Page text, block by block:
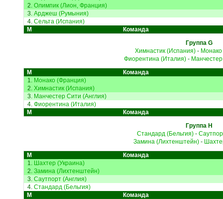
2. Олимпик (Лион, Франция)
3. Арджеш (Румыния)
4. Сельта (Испания)
М
Команда
Группа G
Химнастик (Испания) -
Фиорентина (Италия) -
М
Команда
1. Монако (Франция)
2. Химнастик (Испания)
3. Манчестер Сити (Англия)
4. Фиорентина (Италия)
М
Команда
Группа H
Стандард (Бельгия)-
Замина (Лихтенштейн)-
М
Команда
1. Шахтер (Украина)
2. Замина (Лихтенштейн)
3. Саутпорт (Англия)
4. Стандард (Бельгия)
М
Команда